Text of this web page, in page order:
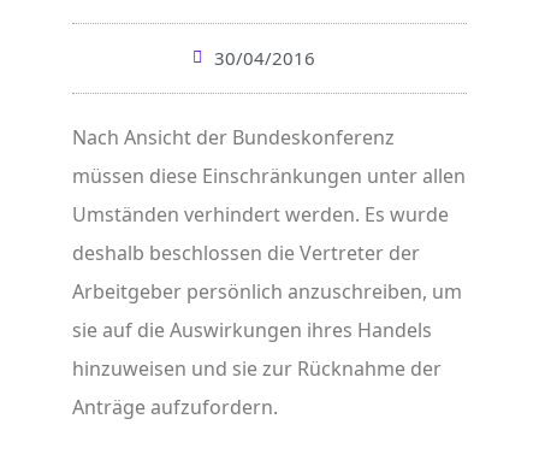
30/04/2016
Nach Ansicht der Bundeskonferenz
müssen diese Einschränkungen unter allen
Umständen verhindert werden. Es wurde
deshalb beschlossen die Vertreter der
Arbeitgeber persönlich anzuschreiben, um
sie auf die Auswirkungen ihres Handels
hinzuweisen und sie zur Rücknahme der
Anträge aufzufordern.